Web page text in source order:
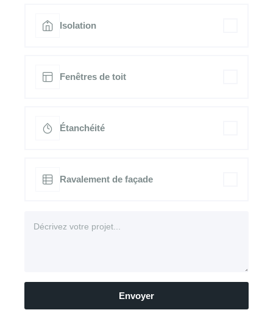
Isolation
Fenêtres de toit
Étanchéité
Ravalement de façade
Envoyer